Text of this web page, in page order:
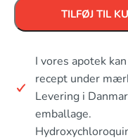
TILFØJ TIL
I vores apotek
recept under
Levering i
emballage.